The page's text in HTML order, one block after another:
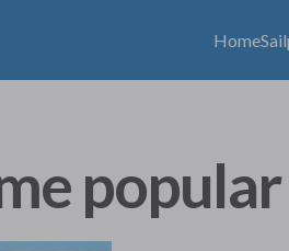
Home
popular